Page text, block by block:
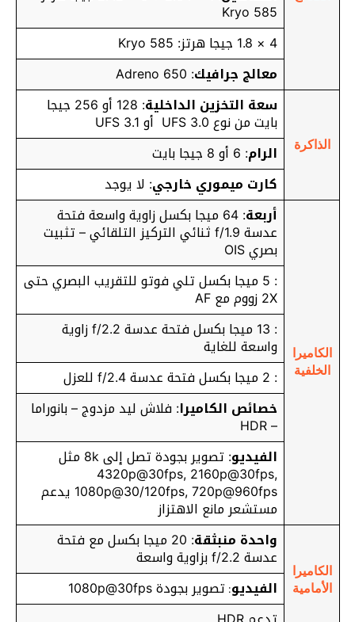
Kryo 585
4 × 1.8 جيجا هرتز: Kryo 585
معالج جرافيك: Adreno 650
الذاكرة
سعة التخزين الداخلية : 128 أو 256 جيجا
بايت من نوع UFS 3.0 أو UFS 3.1
الرام: 6 أو 8 جيجا بايت
كارت ميموري خارجي: لا يوجد
الكاميرا
الخلفية
أربعة : 64 ميجا بكسل زاوية واسعة فتحة
عدسة f/1.9 ثنائي التركيز التلقائي – تثبيت
بصري OIS
: 5 ميجا بكسل تلي فوتو للتقريب البصري حتى
2X زووم مع AF
: 13 ميجا بكسل فتحة عدسة f/2.2 زاوية
واسعة للغاية
: 2 ميجا بكسل فتحة عدسة f/2.4 للعزل
خصائص الكاميرا: فلاش ليد مزدوج – بانوراما
– HDR
الفيديو
: تصوير بجودة تصل إلى 8k مثل
4320p@30fps, 2160p@30fps,
1080p@30/120fps, 720p@960fps يدعم
مستشعر مانع الاهتزاز
الكاميرا
الأمامية
واحدة منبثقة : 20 ميجا بكسل مع فتحة
عدسة f/2.2 بزاوية واسعة
الفيديو: تصوير بجودة 1080p@30fps